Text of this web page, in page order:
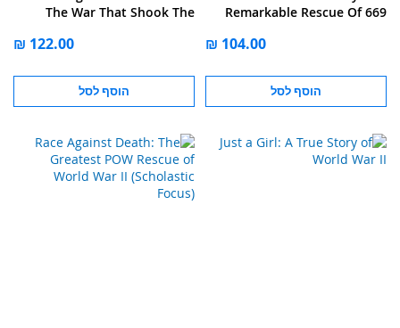
Remarkable Rescue Of 669
הוסף לסל
The War That Shook The
הוסף לסל